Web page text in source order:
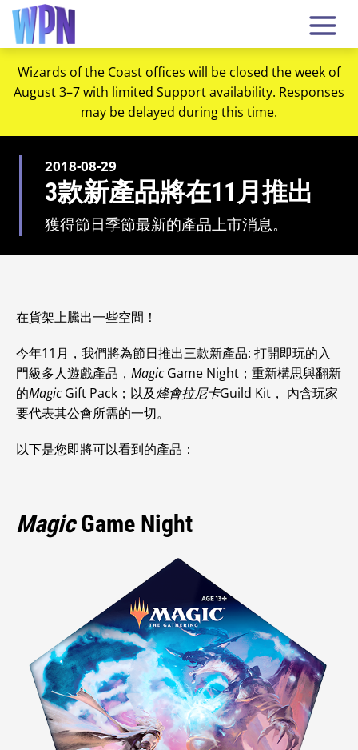
Wizards of the Coast offices will be closed the week of
August 3–7 with limited Support availability. Responses
may be delayed during this time.
2018-08-29
3款新產品將在11月推出
獲得節日季節最新的產品上市消息。
在貨架上騰出一些空間！
今年11月，我們將為節日推出三款新產品: 打開即玩的入
門級多人遊戲產品， MagicGame Night；重新構思與翻新
的MagicGift Pack；以及烽會拉尼卡Guild Kit， 內含玩家
要代表其公會所需的一切。
以下是您即將可以看到的產品：
MagicGame Night